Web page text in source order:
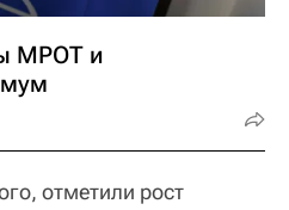
МРОТ и
отметили рост